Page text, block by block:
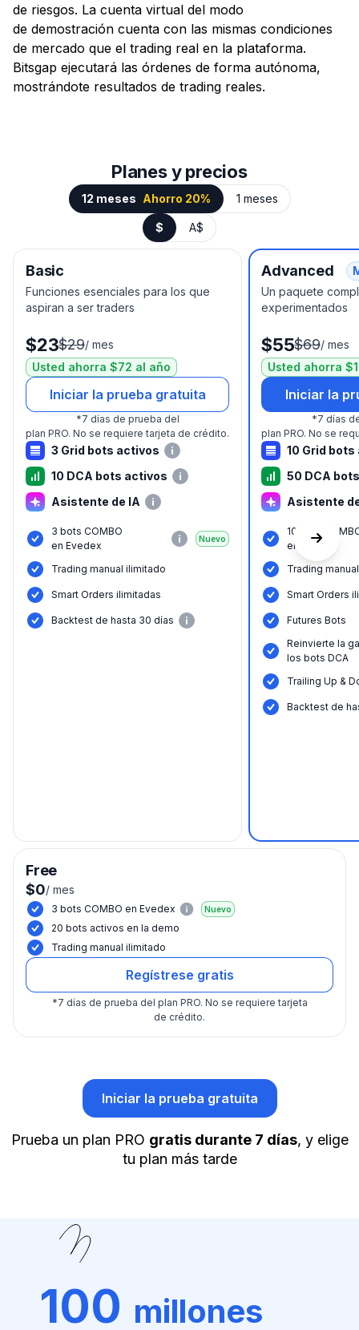
de riesgos. La cuenta virtual del modo
de demostración cuenta con las mismas condiciones
de mercado que el trading real en la plataforma.
Bitsgap ejecutará las órdenes de forma autónoma,
mostrándote resultados de trading reales.
Planes y precios
12 meses Ahorro 20% 1 meses
$ A$
Basic
Funciones esenciales para los que
aspiran a ser traders
$23$29/ mes
Usted ahorra $72 al año
Iniciar la prueba gratuita
*7 días de prueba del
plan PRO. No se requiere tarjeta de crédito.
3 Grid bots activos
10 DCA bots activos
Asistente de IA
3 bots COMBO
en Evedex
Nuevo
Trading manual ilimitado
Smart Orders ilimitadas
Backtest de hasta 30 días
Advanced
Un paquete
experimentados
$55$69/ mes
Usted ahorra
Iniciar la
*7 días
plan PRO. No se
10 Grid
50 DCA
Asistente
10 bots
en Evedex
Trading
Smart Orders
Futures Bots
Reinvierte la
los bots DCA
Trailing Up &
Backtest de
Free
$0/ mes
3 bots COMBO en Evedex Nuevo
20 bots activos en la demo
Trading manual ilimitado
Regístrese gratis
*7 días de prueba del plan PRO. No se requiere tarjeta
de crédito.
Iniciar la prueba gratuita
Prueba un plan PRO gratis durante 7 días, y elige
tu plan más tarde
100 millones